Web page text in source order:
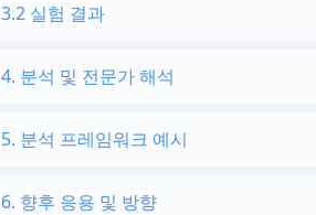
3.2 실험 결과
4. 분석 및 전문가 해석
5. 분석 프레임워크 예시
6. 향후 응용 및 방향